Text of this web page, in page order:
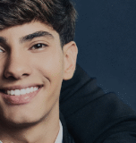
mais
como
de Among